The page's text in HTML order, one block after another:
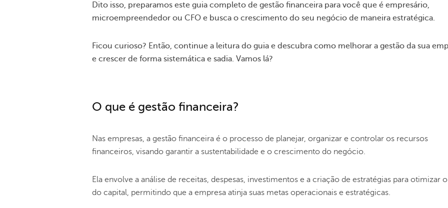
Dito isso, preparamos este guia completo de gestão financeira para você que é empresário,
microempreendedor ou CFO e busca o crescimento do seu negócio de maneira estratégica.
Ficou curioso? Então, continue a leitura do guia e descubra como melhorar a gestão da sua
e crescer de forma sistemática e sadia. Vamos lá?
O que é gestão financeira?
Nas empresas, a gestão financeira é o processo de planejar, organizar e controlar os recursos
financeiros, visando garantir a sustentabilidade e o crescimento do negócio.
Ela envolve a análise de receitas, despesas, investimentos e a criação de estratégias para otimizar
do capital, permitindo que a empresa atinja suas metas operacionais e estratégicas.